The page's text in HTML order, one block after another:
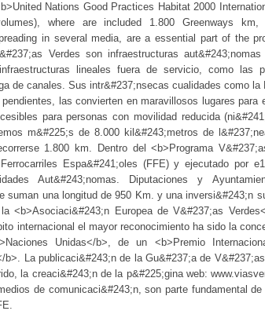
Nations Good Practices Habitat 2000
where are included 1.800 Greenways
in several media, are a essential part of the
Verdes son infraestructuras aut&#243;nomas
lineales fuera de servicio, como las
de canales. Sus intr&#237;nsecas cualidades como la
las convierten en maravillosos lugares para
para personas con movilidad reducida
m&#225;s de 8.000 kil&#243;metros de
1.800 km. Dentro del <b>Programa
Espa&#241;oles (FFE) y ejecutado por
Aut&#243;nomas. Diputaciones y
suman una longitud de 950 Km. y una inversi&#243;n
<b>Asociaci&#243;n Europea de V&#237;as
internacional el mayor reconocimiento ha sido la
Unidas</b>, de un <b>Premio
La publicaci&#243;n de la Gu&#237;a de V&#237;as
la creaci&#243;n de la p&#225;gina web:
de comunicaci&#243;n, son parte fundamental